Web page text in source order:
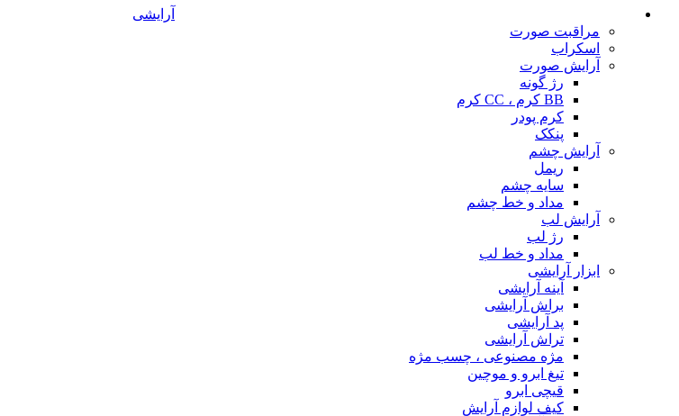
آرایشی
مراقبت صورت
اسکراب
آرایش صورت
رژ گونه
BB کرم ، CC کرم
کرم پودر
پنکک
آرایش چشم
ریمل
سایه چشم
مداد و خط چشم
آرایش لب
رژ لب
مداد و خط لب
ابزار آرایشی
آینه آرایشی
براش آرایشی
پد آرایشی
تراش آرایشی
مژه مصنوعی ، چسب مژه
تیغ ابرو و موچین
قیچی ابرو
کیف لوازم آرایش